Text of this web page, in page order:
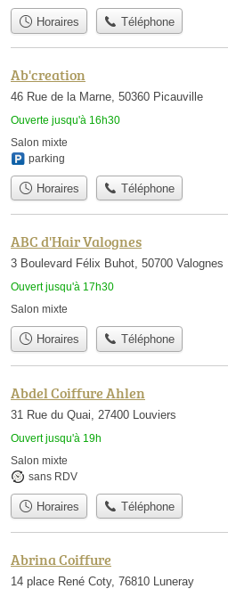
Horaires Téléphone
Ab'creation
46 Rue de la Marne, 50360 Picauville
Ouverte jusqu'à 16h30
Salon mixte
parking
Horaires Téléphone
ABC d'Hair Valognes
3 Boulevard Félix Buhot, 50700 Valognes
Ouvert jusqu'à 17h30
Salon mixte
Horaires Téléphone
Abdel Coiffure Ahlen
31 Rue du Quai, 27400 Louviers
Ouvert jusqu'à 19h
Salon mixte
sans RDV
Horaires Téléphone
Abrina Coiffure
14 place René Coty, 76810 Luneray